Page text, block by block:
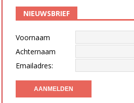
NIEUWSBRIEF
Voornaam
Achternaam
Emailadres: